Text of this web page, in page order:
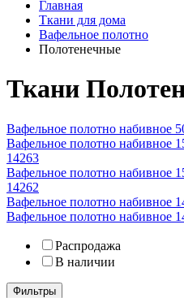
Главная
Ткани для дома
Вафельное полотно
Полотенечные
Ткани
Вафельное полотно набивное
Вафельное полотно набивное
14263
Вафельное полотно набивное
14262
Вафельное полотно набивное
Вафельное полотно набивное
Распродажа
В наличии
Фильтры